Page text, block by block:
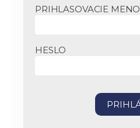
PRIHLASOVACIE MENO
HESLO